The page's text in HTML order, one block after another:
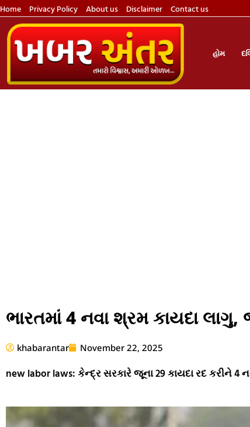
Home Privacy Policy About us Disclaimer Contact us
હોમ
ભારતમાં 4 નવા શ્રમ કાયદા
khabarantar November 22, 2025
new labor laws: કેન્દ્ર સરકારે જૂના 29 કાયદા રદ